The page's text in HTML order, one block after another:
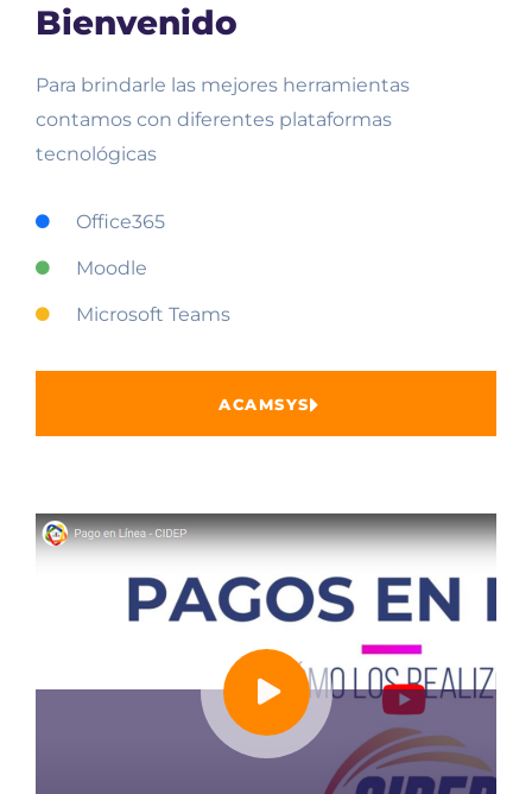
Bienvenido
Para brindarle las mejores herramientas
contamos con diferentes plataformas
tecnológicas
Office365
Moodle
Microsoft Teams
ACAMSYS